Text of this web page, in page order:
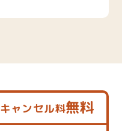
キャンセル料無料